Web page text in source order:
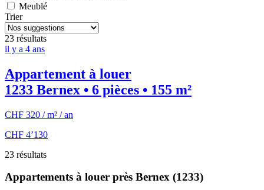
Meublé
Trier
23 résultats
il y a 4 ans
Appartement à louer
1233 Bernex • 6 pièces • 155 m²
CHF 320 / m² / an
CHF 4’130
23 résultats
Appartements à louer près Bernex (1233)